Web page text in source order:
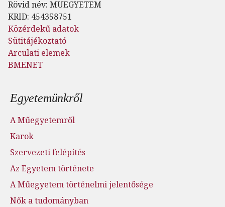
Rövid név: MUEGYETEM
KRID: 454358751
Közérdekű adatok
Sütitájékoztató
Arculati elemek
BMENET
Lábléc menü
Egyetemünkről
A Műegyetemről
Karok
Szervezeti felépítés
Az Egyetem története
A Műegyetem történelmi jelentősége
Nők a tudományban